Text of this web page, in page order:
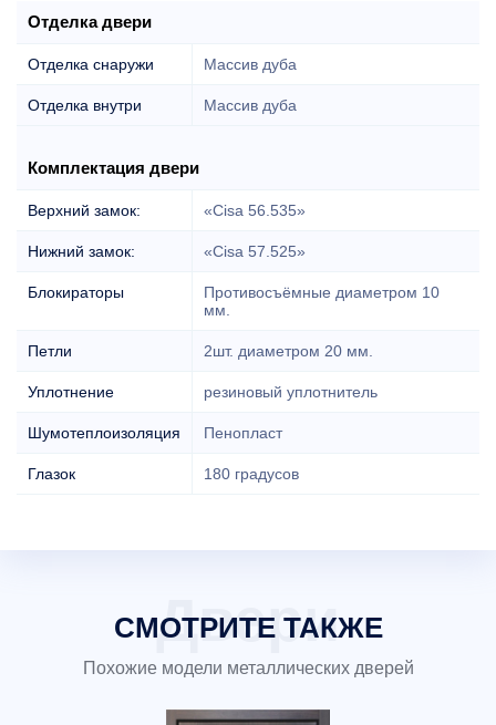
Отделка двери
Отделка снаружи Массив дуба
Отделка внутри Массив дуба
Комплектация двери
Верхний замок: «Cisa 56.535»
Нижний замок: «Cisa 57.525»
Блокираторы
Противосъёмные диаметром 10
мм.
Петли 2шт. диаметром 20 мм.
Уплотнение резиновый уплотнитель
Шумотеплоизоляция Пенопласт
Глазок 180 градусов
СМОТРИТЕ ТАКЖЕ
Похожие модели металлических дверей